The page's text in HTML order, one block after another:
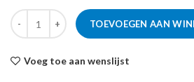
TOEVOEGEN AAN
Voeg toe aan wenslijst